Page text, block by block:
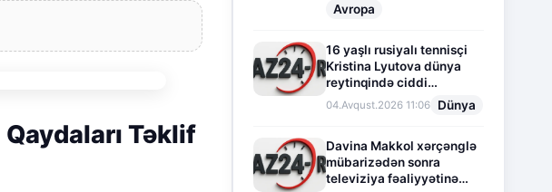
Təklif
Avropa
16 yaşlı rusiyalı tennisçi
Kristina Lyutova dünya
reytinqində ciddi
irəliləyişə imza atdı
04.Avqust.2026 11:06 Dünya
Davina Makkol xərçənglə
mübarizədən sonra
televiziya fəaliyyətinə